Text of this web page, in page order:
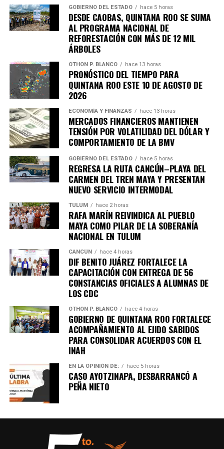
se reunieron con autoridades europeas para cerrar los
últimos puntos delacuerdo comercial UE–Mercosur,
cuya firma está prevista para mañana. El pacto es
considerado uno de los más amplios de la última década.
6. Inundaciones dejan más de cien
muertos en el sur de África
Lluvias torrenciales provocaroninundaciones severas
en Mozambique, Sudáfrica y Zimbabue, dejando más de
100 fallecidos y miles de viviendas destruidas. Equipos
de rescate continúan trabajando en zonas incomunicadas.
7. Uganda vive jornada violenta tras
arresto de Bobi Wine
Al menos siete personas murieron en enfrentamientos
entre manifestantes y fuerzas de seguridad luego de la
detención del líder opositorBobi Wine
helicóptero a un destino no revelado. Organizaciones
internacionales expresaron preocupación por el clima
electoral.
8. Expresidente surcoreano Yoon
Suk Yeol es condenado a cinco años
Un tribunal de Corea del Sur sentenció al exmandatario a
cinco años de prisión
relacionada con la declaración de ley marcial en 2024. La
defensa anunció que apelará el fallo.
9. Canadá y China firman acuerdo
comercial clave
Tras una cumbre bilateral en Beijing, ambos países
GOBIERNO DEL ESTADO hace 5 horas
DESDE CAOBAS, QUINTANA ROO SE SUMA
AL PROGRAMA NACIONAL DE
REFORESTACIÓN CON MÁS DE 12 MIL
ÁRBOLES
OTHON P. BLANCO hace 13 horas
PRONÓSTICO DEL TIEMPO PARA
QUINTANA ROO ESTE 10 DE AGOSTO DE
2026
ECONOMÍA Y FINANZAS hace 13 horas
MERCADOS FINANCIEROS MANTIENEN
TENSIÓN POR VOLATILIDAD DEL DÓLAR Y
COMPORTAMIENTO DE LA BMV
GOBIERNO DEL ESTADO hace 5 horas
REGRESA LA RUTA CANCÚN–PLAYA DEL
CARMEN DEL TREN MAYA Y PRESENTAN
NUEVO SERVICIO INTERMODAL
TULUM hace 2 horas
RAFA MARÍN REIVINDICA AL PUEBLO
MAYA COMO PILAR DE LA SOBERANÍA
NACIONAL EN TULUM
CANCÚN hace 4 horas
DIF BENITO JUÁREZ FORTALECE LA
CAPACITACIÓN CON ENTREGA DE 56
CONSTANCIAS OFICIALES A ALUMNAS DE
LOS CDC
OTHON P. BLANCO hace 4 horas
GOBIERNO DE QUINTANA ROO FORTALECE
ACOMPAÑAMIENTO AL EJIDO SABIDOS
PARA CONSOLIDAR ACUERDOS CON EL
INAH
EN LA OPINIÓN DE: hace 5 horas
CASO AYOTZINAPA, DESBARRANCÓ A
PEÑA NIETO